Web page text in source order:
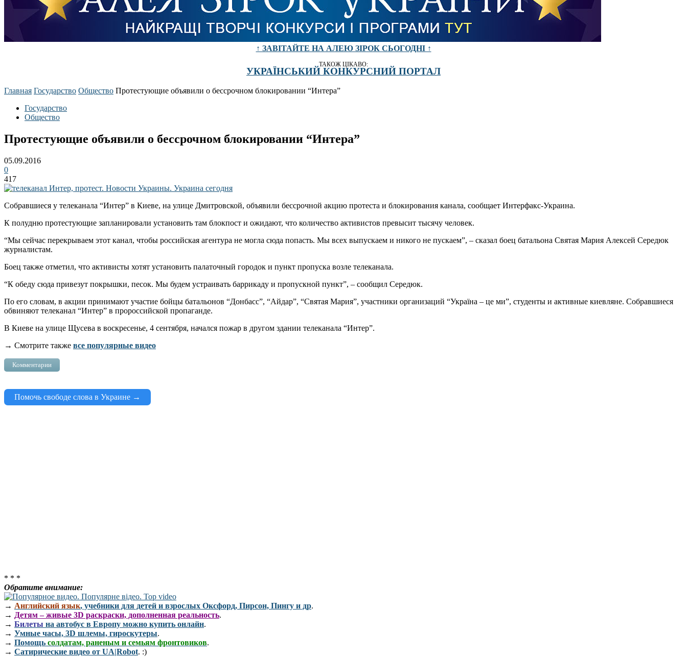
↑ ЗАВІТАЙТЕ НА АЛЕЮ ЗІРОК СЬОГОДНІ ↑
ТАКОЖ ЦІКАВО:
УКРАЇНСЬКИЙ КОНКУРСНИЙ ПОРТАЛ
Главная Государство Общество Протестующие объявили о бессрочном блокировании “Интера”
Государство
Общество
Протестующие объявили о бессрочном блокировании “Интера”
05.09.2016
0
417
Собравшиеся у телеканала “Интер” в Киеве, на улице Дмитровской, объявили бессрочной акцию протеста и блокирования канала, сообщает Интерфакс-Украина.
К полудню протестующие запланировали установить там блокпост и ожидают, что количество активистов превысит тысячу человек.
“Мы сейчас перекрываем этот канал, чтобы российская агентура не могла сюда попасть. Мы всех выпускаем и никого не пускаем”, – сказал боец батальона Святая Мария Алексей Середюк
журналистам.
Боец также отметил, что активисты хотят установить палаточный городок и пункт пропуска возле телеканала.
“К обеду сюда привезут покрышки, песок. Мы будем устраивать баррикаду и пропускной пункт”, – сообщил Середюк.
По его словам, в акции принимают участие бойцы батальонов “Донбасс”, “Айдар”, “Святая Мария”, участники организаций “Україна – це ми”, студенты и активные киевляне. Собравшиеся
обвиняют телеканал “Интер” в пророссийской пропаганде.
В Киеве на улице Щусева в воскресенье, 4 сентября, начался пожар в другом здании телеканала “Интер”.
→ Смотрите также все популярные видео
Комментарии
Помочь свободе слова в Украине →
* * *
Обратите внимание:
→ Английский язык, учебники для детей и взрослых Оксфорд, Пирсон, Пингу и др.
→ Детям – живые 3D раскраски, дополненная реальность.
→ Билеты на автобус в Европу можно купить онлайн.
→ Умные часы, 3D шлемы, гироскутеры.
→ Помощь солдатам, раненым и семьям фронтовиков.
→ Сатирические видео от UA|Robot. :)